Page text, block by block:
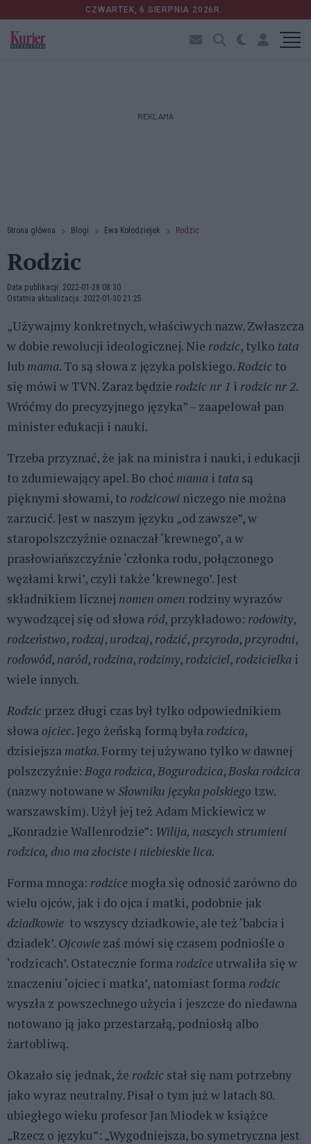
CZWARTEK, 6 SIERPNIA 2026R.
REKLAMA
Strona główna Blogi Ewa Kołodziejek Rodzic
Rodzic
Data publikacji: 2022-01-28 08:30
Ostatnia aktualizacja: 2022-01-30 21:25
„Używajmy konkretnych, właściwych nazw. Zwłaszcza
w dobie rewolucji ideologicznej. Nie rodzic, tylko tata
lub mama. To są słowa z języka polskiego.Rodzic to
się mówi w TVN. Zaraz będzie rodzic nr 1 i rodzic nr 2.
Wróćmy do precyzyjnego języka” – zaapelował pan
minister edukacji i nauki.
Trzeba przyznać, że jak na ministra i nauki, i edukacji
to zdumiewający apel. Bo choć mama i tata są
pięknymi słowami, to rodzicowi niczego nie można
zarzucić. Jest w naszym języku „od zawsze”, w
staropolszczyźnie oznaczał ‘krewnego’, a w
prasłowiańszczyźnie ‘członka rodu, połączonego
węzłami krwi’, czyli także ‘krewnego’. Jest
składnikiem licznej nomen omen rodziny wyrazów
wywodzącej się od słowa ród, przykładowo: rodowity,
rodzeństwo, rodzaj, urodzaj, rodzić, przyroda, przyrodni,
rodowód, naród, rodzina, rodzimy, rodziciel, rodzicielka i
wiele innych.
Rodzic przez długi czas był tylko odpowiednikiem
słowa ojciec. Jego żeńską formą była rodzica,
dzisiejsza matka. Formy tej używano tylko w dawnej
polszczyźnie: Boga rodzica,Bogurodzica,Boska rodzica
(nazwy notowane wSłowniku języka polskiego tzw.
warszawskim). Użył jej też Adam Mickiewicz w
„Konradzie Wallenrodzie”: Wilija, naszych strumieni
rodzica, dno ma złociste i niebieskie lica.
Forma mnoga: rodzice mogła się odnosić zarówno do
wielu ojców, jak i do ojca i matki, podobnie jak
dziadkowie to wszyscy dziadkowie, ale też ‘babcia i
dziadek’. Ojcowie zaś mówi się czasem podniośle o
‘rodzicach’. Ostatecznie forma rodziceutrwaliła się w
znaczeniu ‘ojciec i matka’, natomiast forma rodzic
wyszła z powszechnego użycia i jeszcze do niedawna
notowano ją jako przestarzałą, podniosłą albo
żartobliwą.
Okazało się jednak, że rodzic stał się nam potrzebny
jako wyraz neutralny. Pisał o tym już w latach 80.
ubiegłego wieku profesor Jan Miodek w książce
„Rzecz o języku”: „Wygodniejsza, bo symetryczna jest